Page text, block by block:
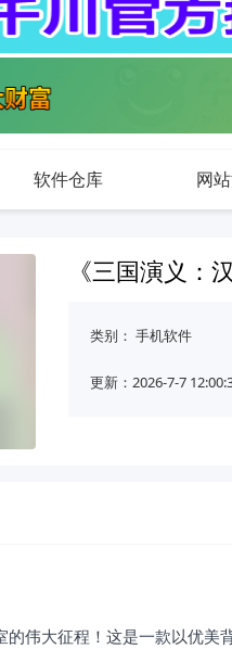
软件仓库 网
《三国演义：
类别： 手机软件
更新：2026-7-7
的伟大征程！这是一款以优